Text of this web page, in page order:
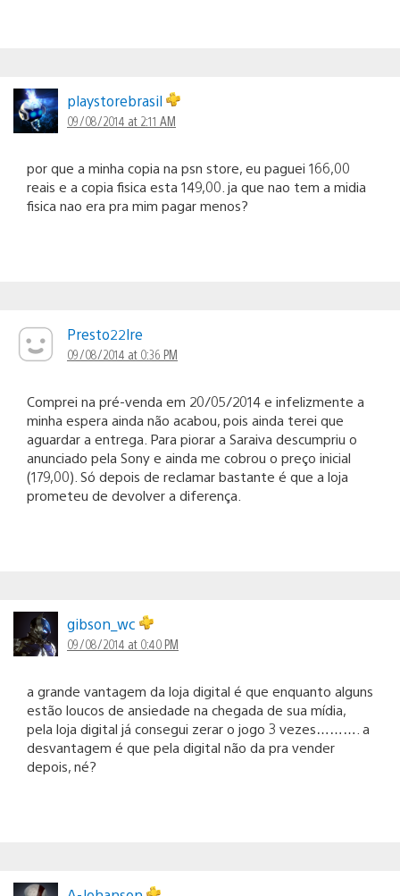
playstorebrasil
09/08/2014 at 2:11 AM
por que a minha copia na psn store, eu paguei 166,00
reais e a copia fisica esta 149,00. ja que nao tem a midia
fisica nao era pra mim pagar menos?
Presto22lre
09/08/2014 at 0:36 PM
Comprei na pré-venda em 20/05/2014 e infelizmente a
minha espera ainda não acabou, pois ainda terei que
aguardar a entrega. Para piorar a Saraiva descumpriu o
anunciado pela Sony e ainda me cobrou o preço inicial
(179,00). Só depois de reclamar bastante é que a loja
prometeu de devolver a diferença.
gibson_wc
09/08/2014 at 0:40 PM
a grande vantagem da loja digital é que enquanto alguns
estão loucos de ansiedade na chegada de sua mídia,
pela loja digital já consegui zerar o jogo 3 vezes………. a
desvantagem é que pela digital não da pra vender
depois, né?